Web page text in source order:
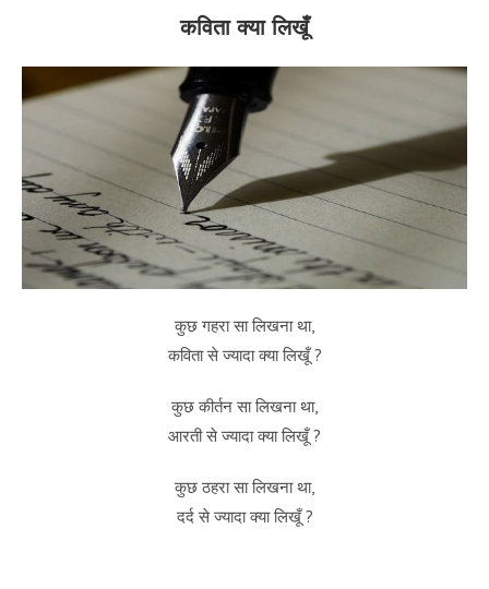
कविता क्या लिखूँ
कुछ गहरा सा लिखना था,
कविता से ज्यादा क्या लिखूँ ?
कुछ कीर्तन सा लिखना था,
आरती से ज्यादा क्या लिखूँ ?
कुछ ठहरा सा लिखना था,
दर्द से ज्यादा क्या लिखूँ ?